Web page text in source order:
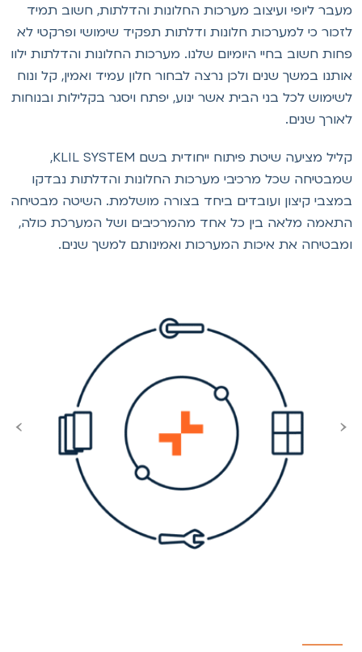
ליופי ועיצוב מערכות החלונות והדלתות, חשוב תמיד
כי למערכות חלונות ודלתות תפקיד שימושי ופרקטי לא
חשוב בחיי היומיום שלנו. מערכות החלונות והדלתות ילוו
במשך שנים ולכן נרצה לבחור חלון עמיד ואמין, קל ונוח
לכל בני הבית אשר ינוע, יפתח ויסגר בקלילות ובנוחות
שנים.
קליל מציעה שיטת פיתוח ייחודית בשם KLIL SYSTEM,
שכל מרכיבי מערכות החלונות והדלתות נבדקו
קיצון ועובדים ביחד בצורה מושלמת. השיטה מבטיחה
מלאה בין כל אחד מהמרכיבים ושל המערכת כולה,
את איכות המערכות ואמינותם למשך שנים.